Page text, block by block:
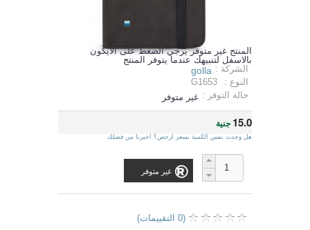
المنتج غير متوفر يرجي الضغط على الايكون
بالاسفل لتنبيهك عندما يتوفر المنتج
الشركة : golla
النوع :
G1653
حالة التوفر : غير متوفر
15.0 جنية
هل وجدت نفس الكمية بسعر ارخص؟ اخبرنا من فضلك
غير متوفر
(0 التقييمات)